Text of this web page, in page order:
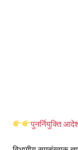
पुनर्नियुक्ति